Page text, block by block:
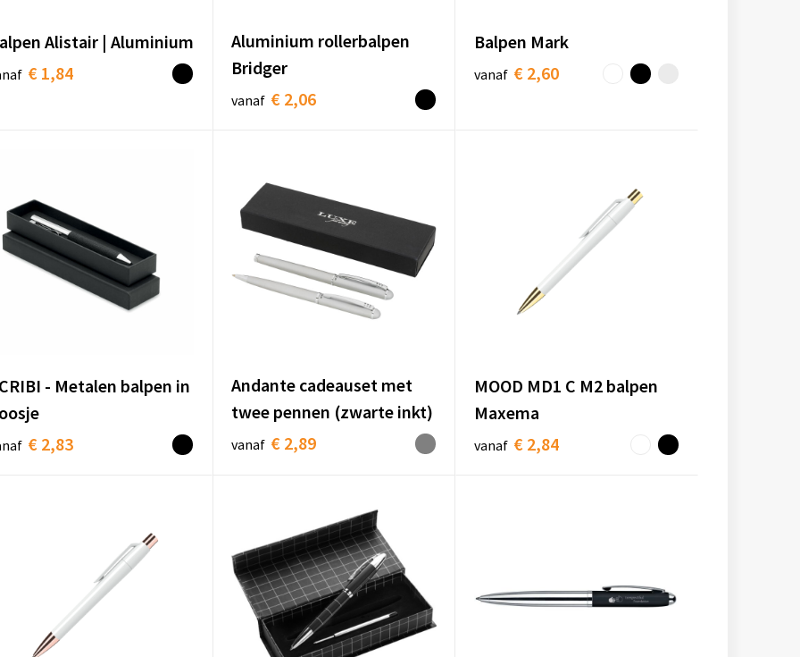
Alistair | Aluminium
€ 1,84
Aluminium rollerbalpen
Bridger
vanaf € 2,06
Balpen Mark
vanaf € 2,60
- Metalen balpen in
€ 2,83
Andante cadeauset met
twee pennen (zwarte inkt)
vanaf € 2,89
MOOD MD1 C M2 balpen
Maxema
vanaf € 2,84